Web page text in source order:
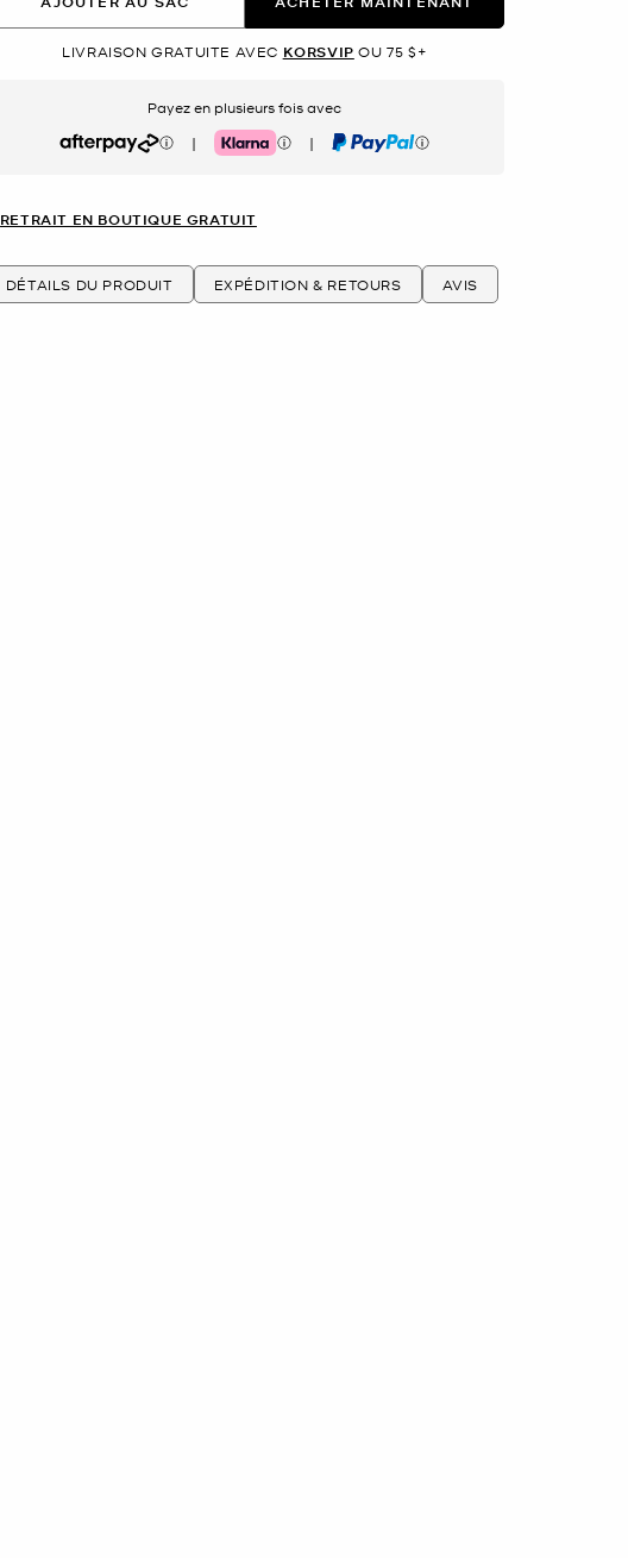
LIVRAISON GRATUITE AVEC KORSVIP OU 75 $+
Payez en plusieurs fois avec
Afterpay | Klarna | PayPal
RETRAIT EN BOUTIQUE GRATUIT
DÉTAILS DU PRODUIT EXPÉDITION & RETOURS AVIS